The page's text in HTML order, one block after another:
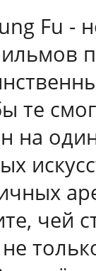
Fu -
те
на
чей
не